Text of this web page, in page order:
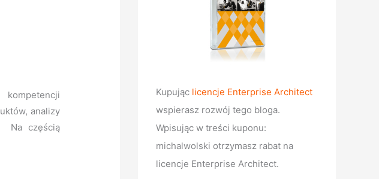
kompetencji
analizy
Na częścią
Kupując licencje Enterprise Architect
wspierasz rozwój tego bloga.
Wpisując w treści kuponu:
michalwolski otrzymasz rabat na
licencje Enterprise Architect.